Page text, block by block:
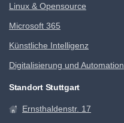
Linux & Opensource
Microsoft 365
Künstliche Intelligenz
Digitalisierung und Automation
Standort Stuttgart
Ernsthaldenstr. 17